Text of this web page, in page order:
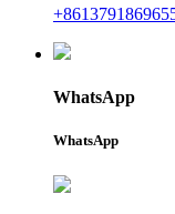
WhatsApp
WhatsApp